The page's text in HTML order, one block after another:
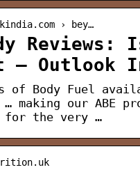
› bey…
– Outlook
of Body Fuel
making our ABE
for the very …